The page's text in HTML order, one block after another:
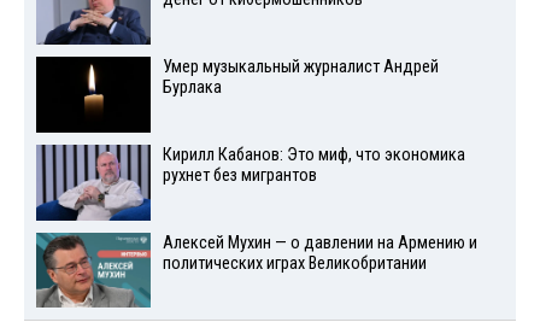
Умер музыкальный журналист Андрей
Бурлака
Кирилл Кабанов: Это миф, что экономика
рухнет без мигрантов
Алексей Мухин — о давлении на Армению и
политических играх Великобритании